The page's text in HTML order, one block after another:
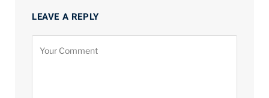
LEAVE A REPLY